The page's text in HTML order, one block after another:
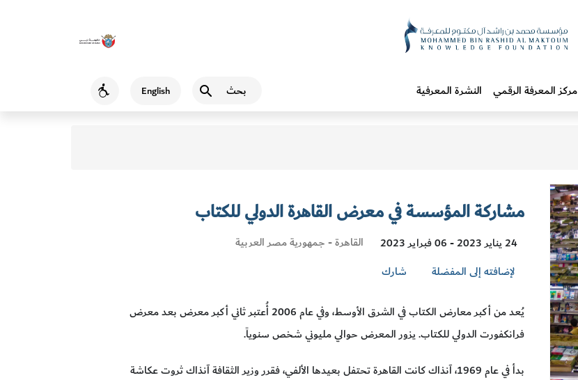
English
Accessibility مركز المعرفة الرقمي النشرة المعرفية
مشاركة المؤسسة في معرض القاهرة الدولي للكتاب
24 يناير 2023 - 06 فبراير 2023
Visit
القاهرة - جمهورية مصر العربية
لإضافته إلى المفضلة
شارك
يُعد من أكبر معارض الكتاب في الشرق الأوسط، وفي عام 2006 أُعتبر ثاني أكبر معرض بعد معرض
فرانكفورت الدولي للكتاب. يزور المعرض حوالي مليوني شخص سنوياً.
بدأ في عام 1969، آنذاك كانت القاهرة تحتفل بعيدها الألفي، فقرر وزير الثقافة آنذاك ثروت عكاشة